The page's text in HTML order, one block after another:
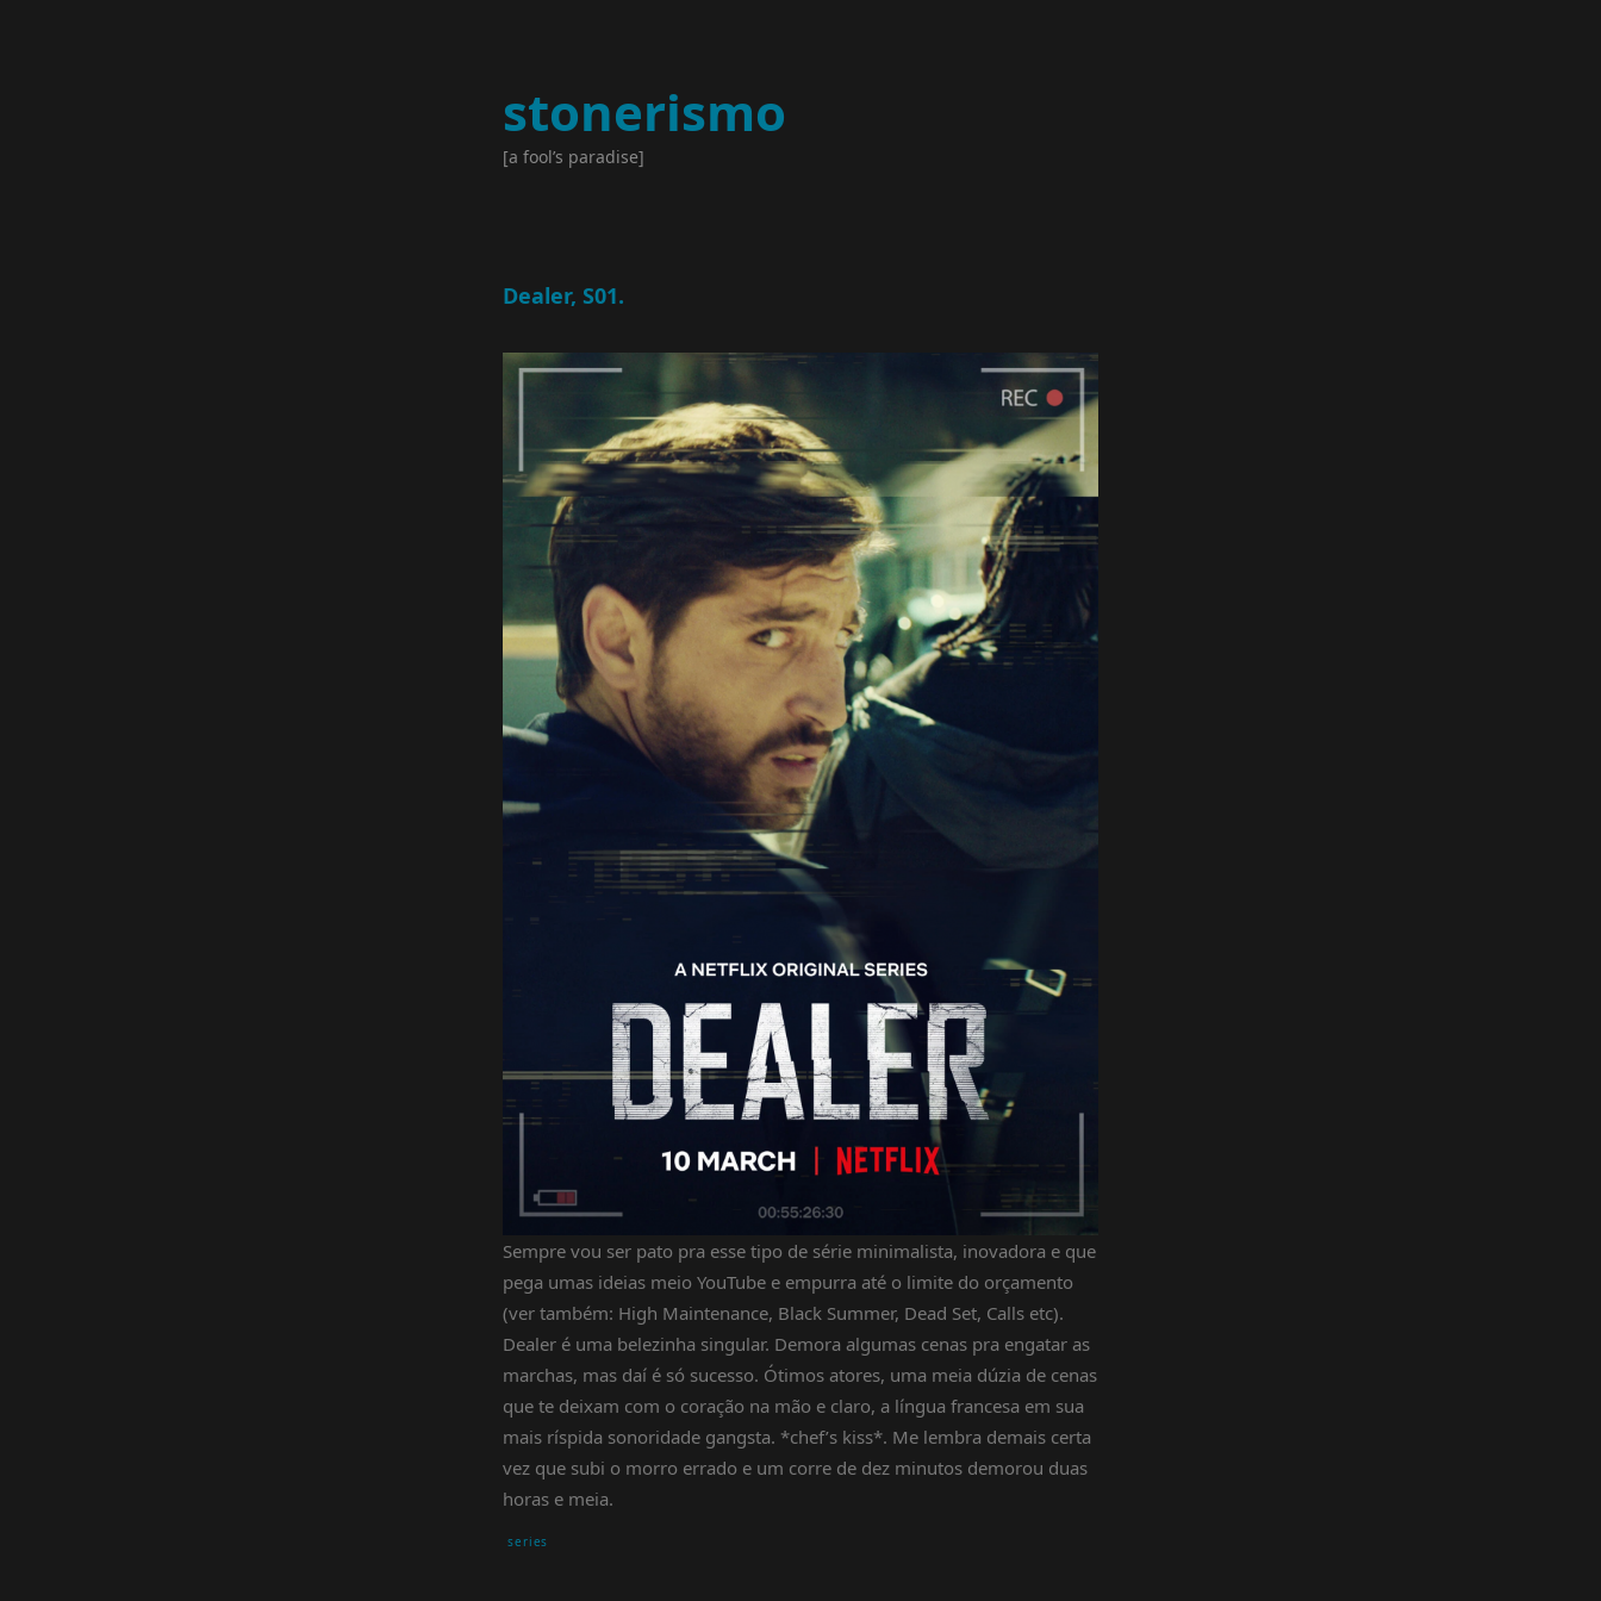
stonerismo
[a fool’s paradise]
Dealer, S01.
Sempre vou ser pato pra esse tipo de série minimalista, inovadora e que
pega umas ideias meio YouTube e empurra até o limite do orçamento
(ver também: High Maintenance, Black Summer, Dead Set, Calls etc).
Dealer é uma belezinha singular. Demora algumas cenas pra engatar as
marchas, mas daí é só sucesso. Ótimos atores, uma meia dúzia de cenas
que te deixam com o coração na mão e claro, a língua francesa em sua
mais ríspida sonoridade gangsta. *chef’s kiss*. Me lembra demais certa
vez que subi o morro errado e um corre de dez minutos demorou duas
horas e meia.
series